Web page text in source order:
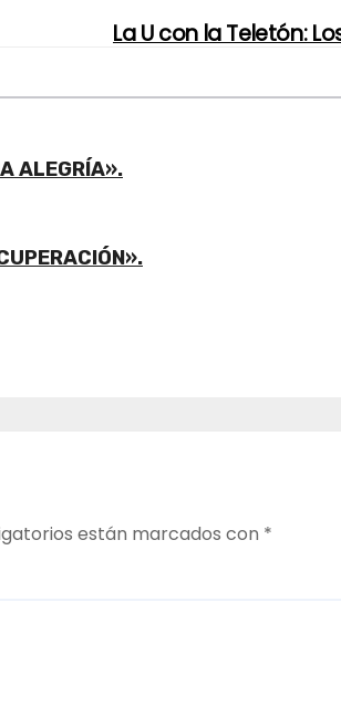
La U con la Teletón:
ALEGRÍA».
están marcados con *